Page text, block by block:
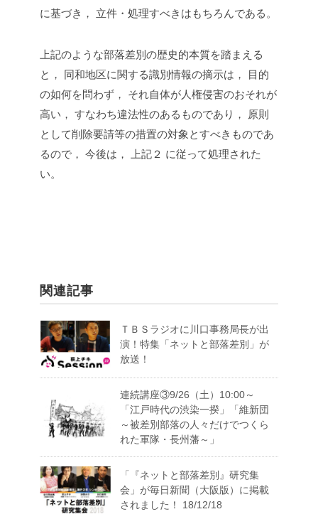
に基づき， 立件・処理すべきはもちろんである。
上記のような部落差別の歴史的本質を踏まえる
と， 同和地区に関する識別情報の摘示は， 目的
の如何を問わず， それ自体が人権侵害のおそれが
高い， すなわち違法性のあるものであり， 原則
として削除要請等の措置の対象とすべきものであ
るので， 今後は， 上記２ に従って処理された
い。
関連記事
ＴＢＳラジオに川口事務局長が出
演！特集「ネットと部落差別」が
放送！
連続講座③9/26（土）10:00～
「江戸時代の渋染一揆」「維新団
～被差別部落の人々だけでつくら
れた軍隊・長州藩～」
「『ネットと部落差別』研究集
会」が毎日新聞（大阪版）に掲載
されました！ 18/12/18